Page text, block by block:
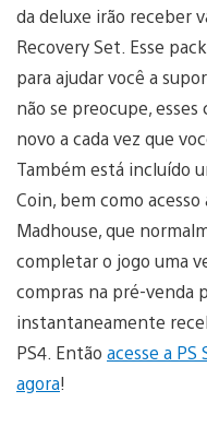
da deluxe irão receber
Recovery Set. Esse
para ajudar você a
não se preocupe,
novo a cada vez que
Também está incluído
Coin, bem como
Madhouse, que
completar o jogo uma
compras na pré-venda
instantaneamente
PS4. Então acesse a
agora!